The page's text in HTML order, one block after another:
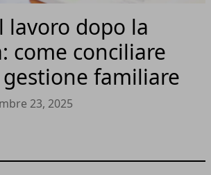
lavoro dopo la
come conciliare
familiare
23, 2025